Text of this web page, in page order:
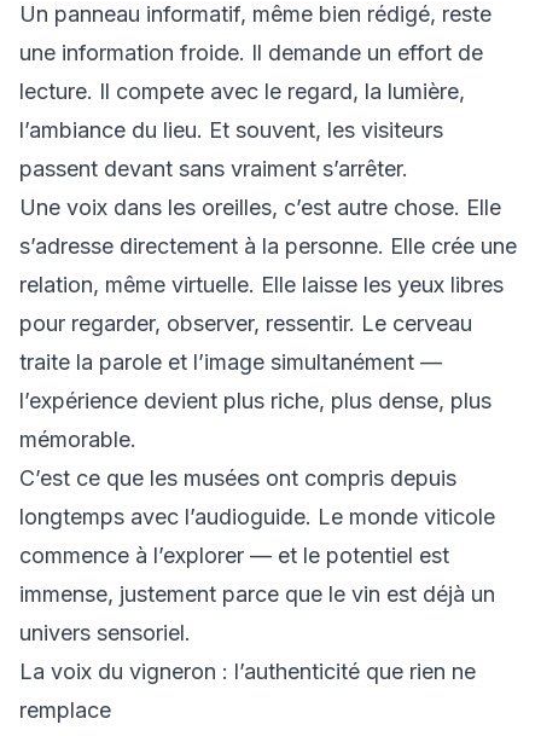
Un panneau informatif, même bien rédigé, reste
une information froide. Il demande un effort de
lecture. Il compete avec le regard, la lumière,
l’ambiance du lieu. Et souvent, les visiteurs
passent devant sans vraiment s’arrêter.
Une voix dans les oreilles, c’est autre chose. Elle
s’adresse directement à la personne. Elle crée une
relation, même virtuelle. Elle laisse les yeux libres
pour regarder, observer, ressentir. Le cerveau
traite la parole et l’image simultanément —
l’expérience devient plus riche, plus dense, plus
mémorable.
C’est ce que les musées ont compris depuis
longtemps avec l’audioguide. Le monde viticole
commence à l’explorer — et le potentiel est
immense, justement parce que le vin est déjà un
univers sensoriel.
La voix du vigneron : l’authenticité que rien ne
remplace